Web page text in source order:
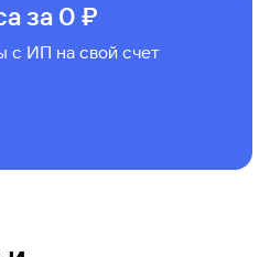
за 0 ₽
с ИП на свой счет